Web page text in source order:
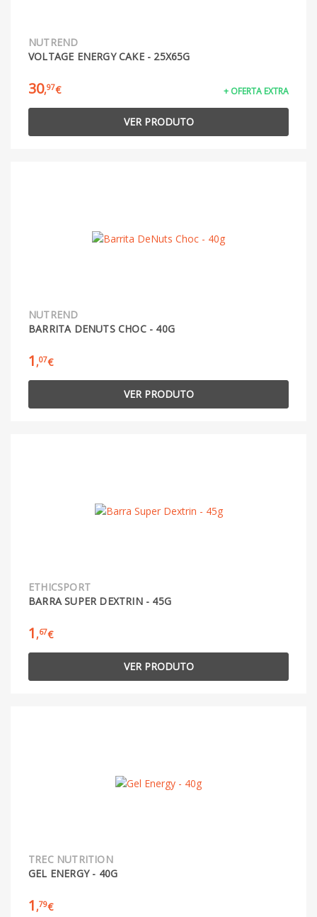
NUTREND
VOLTAGE ENERGY CAKE - 25X65G
30,97€ + OFERTA EXTRA
VER PRODUTO
NUTREND
BARRITA DENUTS CHOC - 40G
1 ,07€
VER PRODUTO
ETHICSPORT
BARRA SUPER DEXTRIN - 45G
1 ,67€
VER PRODUTO
TREC NUTRITION
GEL ENERGY - 40G
1 ,79€